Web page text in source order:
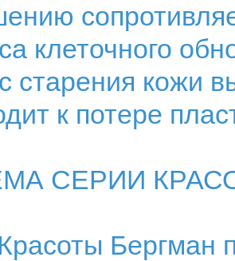
клеточного
старения кожи
к потере
СЕРИИ
Бергман